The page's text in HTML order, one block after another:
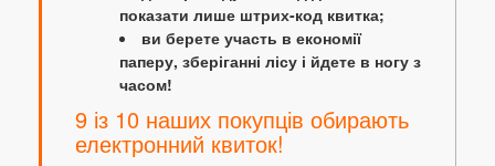
показати лише штрих-код квитка;
ви берете участь в економії
паперу, зберіганні лісу і йдете в ногу з
часом!
9 із 10 наших покупців обирають
електронний квиток!